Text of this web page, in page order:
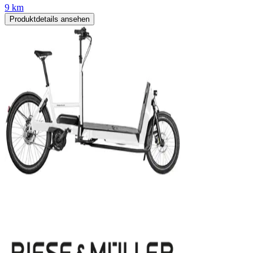
9 km
Produktdetails ansehen